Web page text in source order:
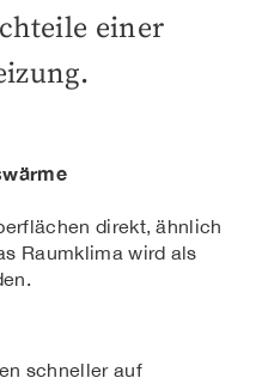
einer
direkt, ähnlich
Raumklima wird als
schneller auf